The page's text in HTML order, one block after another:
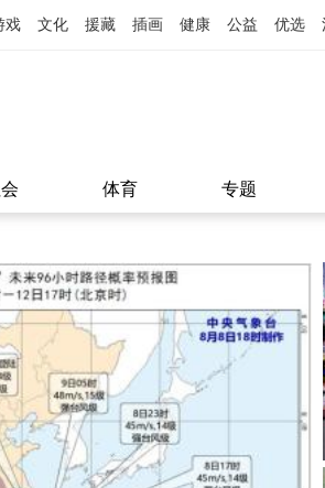
戏 文化 援藏 插画 健康 公益 优选
体育 专题